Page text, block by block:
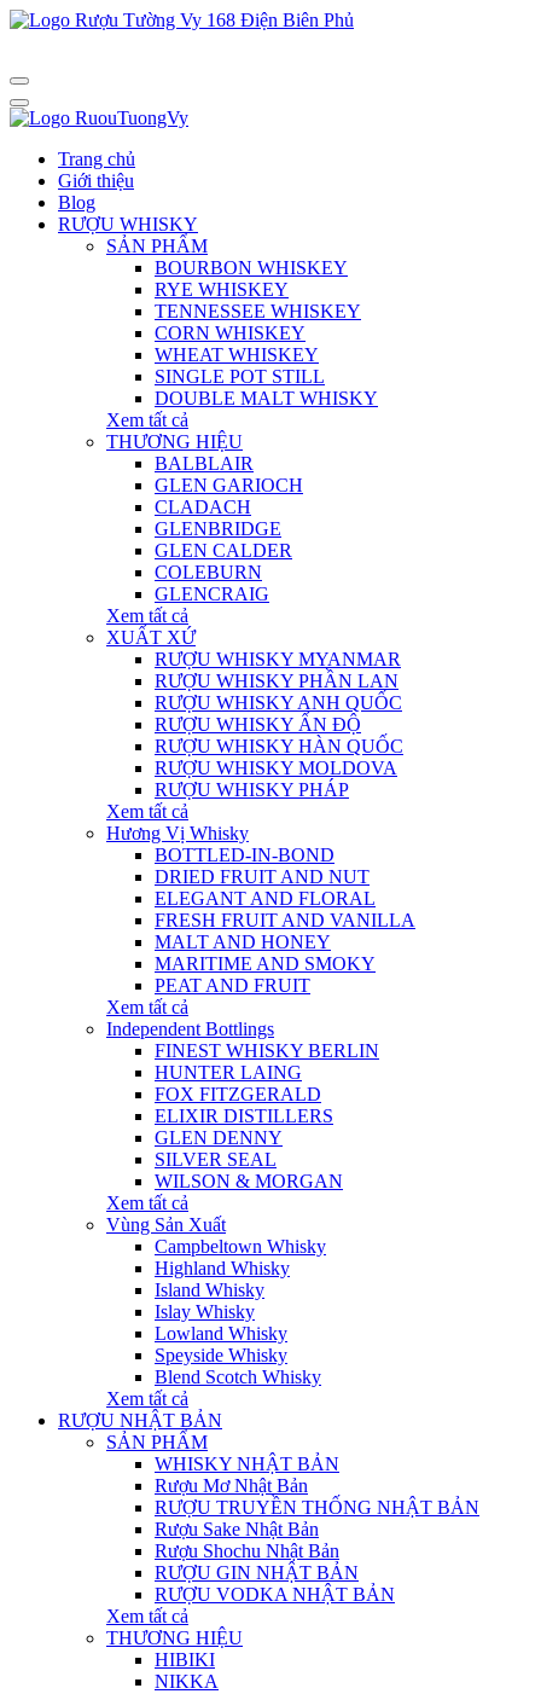
Trang chủ
Giới thiệu
Blog
RƯỢU WHISKY
SẢN PHẨM
BOURBON WHISKEY
RYE WHISKEY
TENNESSEE WHISKEY
CORN WHISKEY
WHEAT WHISKEY
SINGLE POT STILL
DOUBLE MALT WHISKY
Xem tất cả
THƯƠNG HIỆU
BALBLAIR
GLEN GARIOCH
CLADACH
GLENBRIDGE
GLEN CALDER
COLEBURN
GLENCRAIG
Xem tất cả
XUẤT XỨ
RƯỢU WHISKY MYANMAR
RƯỢU WHISKY PHẦN LAN
RƯỢU WHISKY ANH QUỐC
RƯỢU WHISKY ẤN ĐỘ
RƯỢU WHISKY HÀN QUỐC
RƯỢU WHISKY MOLDOVA
RƯỢU WHISKY PHÁP
Xem tất cả
Hương Vị Whisky
BOTTLED-IN-BOND
DRIED FRUIT AND NUT
ELEGANT AND FLORAL
FRESH FRUIT AND VANILLA
MALT AND HONEY
MARITIME AND SMOKY
PEAT AND FRUIT
Xem tất cả
Independent Bottlings
FINEST WHISKY BERLIN
HUNTER LAING
FOX FITZGERALD
ELIXIR DISTILLERS
GLEN DENNY
SILVER SEAL
WILSON & MORGAN
Xem tất cả
Vùng Sản Xuất
Campbeltown Whisky
Highland Whisky
Island Whisky
Islay Whisky
Lowland Whisky
Speyside Whisky
Blend Scotch Whisky
Xem tất cả
RƯỢU NHẬT BẢN
SẢN PHẨM
WHISKY NHẬT BẢN
Rượu Mơ Nhật Bản
RƯỢU TRUYỀN THỐNG NHẬT BẢN
Rượu Sake Nhật Bản
Rượu Shochu Nhật Bản
RƯỢU GIN NHẬT BẢN
RƯỢU VODKA NHẬT BẢN
Xem tất cả
THƯƠNG HIỆU
HIBIKI
NIKKA